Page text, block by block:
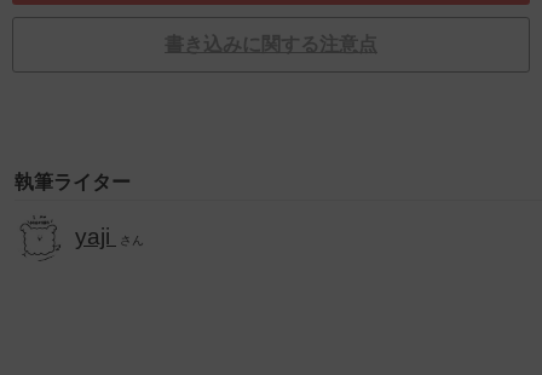
書き込みに関する注意点
執筆ライター
yaji さん